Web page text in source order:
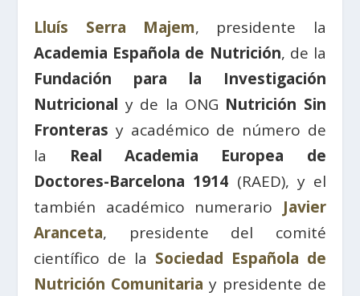
Lluís Serra Majem, presidente la
Academia Española de Nutrición, de la
Fundación para la Investigación
Nutricional y de la ONG Nutrición Sin
Fronteras y académico de número de
la Real Academia Europea de
Doctores-Barcelona 1914 (RAED), y el
también académico numerario Javier
Aranceta, presidente del comité
científico de la Sociedad Española de
Nutrición Comunitaria y presidente de